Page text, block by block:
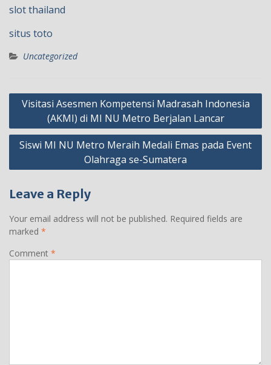
slot thailand
situs toto
Uncategorized
Post
navigation
Visitasi Asesmen Kompetensi Madrasah Indonesia
(AKMI) di MI NU Metro Berjalan Lancar
Siswi MI NU Metro Meraih Medali Emas pada Event
Olahraga se-Sumatera
Leave a Reply
Your email address will not be published. Required fields are
marked *
Comment *